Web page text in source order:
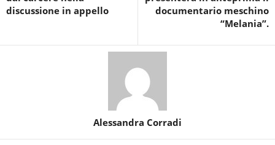
discussione in appello
documentario meschino
“Melania”.
Alessandra Corradi